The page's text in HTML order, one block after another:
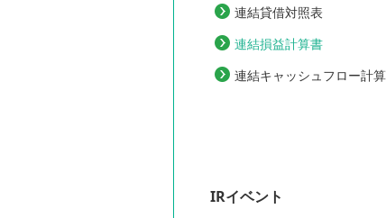
連結貸借対照表
連結損益計算書
連結キャッシュフロー計
IRイベント